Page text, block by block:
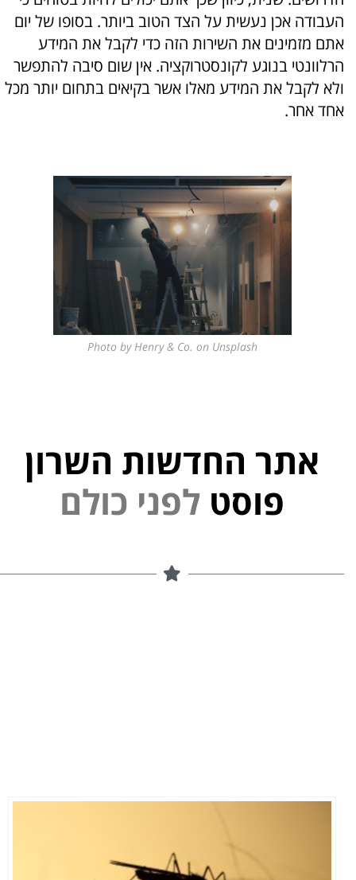
העבודה אכן נעשית על הצד הטוב ביותר. בסופו של יום
אתם מזמינים את השירות הזה כדי לקבל את המידע
הרלוונטי בנוגע לקונסטרוקציה. אין שום סיבה להתפשר
ולא לקבל את המידע מאלו אשר בקיאים בתחום יותר מכל
אחד אחר.
Photo by Henry & Co. on Unsplash
אתר החדשות השרון
פוסט